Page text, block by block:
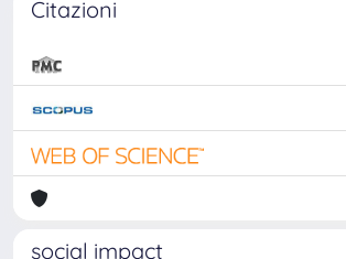
Citazioni
social impact